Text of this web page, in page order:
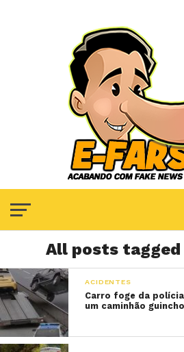
All posts
ACIDENTES
Carro foge da
um caminhão